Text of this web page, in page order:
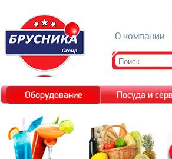
О компании
Оборудование Посуда и